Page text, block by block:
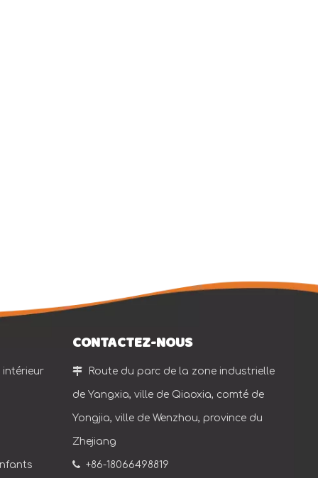
intérieur
CONTACTEZ-NOUS
 Route du parc de la zone industrielle
de Yangxia, ville de Qiaoxia, comté de
Yongjia, ville de Wenzhou, province du
Zhejiang
 +86-18066498819